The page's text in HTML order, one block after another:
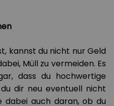
kannst du nicht nur Geld
Müll zu vermeiden. Es
dass du hochwertige
dir neu eventuell nicht
dabei auch daran, ob du